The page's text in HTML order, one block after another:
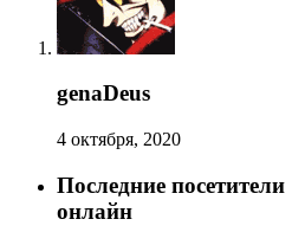
genaDeus
4 октября, 2020
Последние посетители
онлайн